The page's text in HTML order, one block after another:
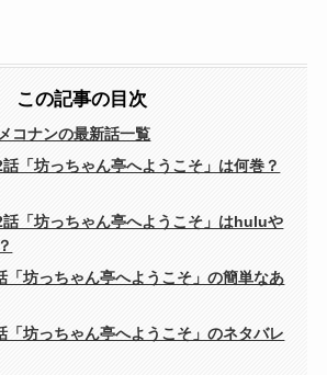
この記事の目次
コナンの最新話一覧
「坊っちゃん亭へようこそ」は何巻？
「坊っちゃん亭へようこそ」はhuluや
「坊っちゃん亭へようこそ」の簡単なあ
「坊っちゃん亭へようこそ」のネタバレ